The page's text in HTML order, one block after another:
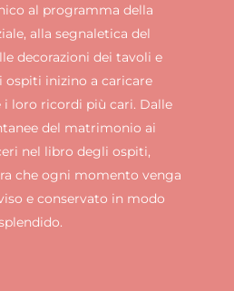
al programma della
alla segnaletica del
decorazioni dei tavoli e
ospiti inizino a caricare
loro ricordi più cari. Dalle
del matrimonio ai
nel libro degli ospiti,
che ogni momento venga
e conservato in modo